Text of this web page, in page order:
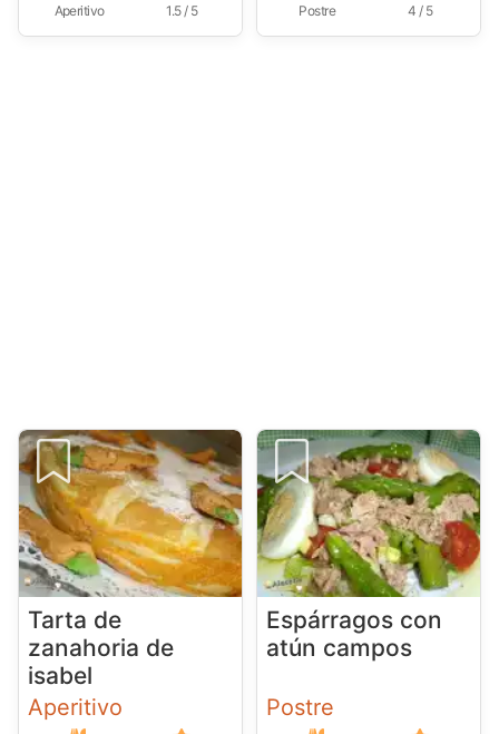
Aperitivo 1.5 / 5 Postre 4 / 5
Tarta de
zanahoria de
isabel
Aperitivo
Espárragos con
atún campos
Postre